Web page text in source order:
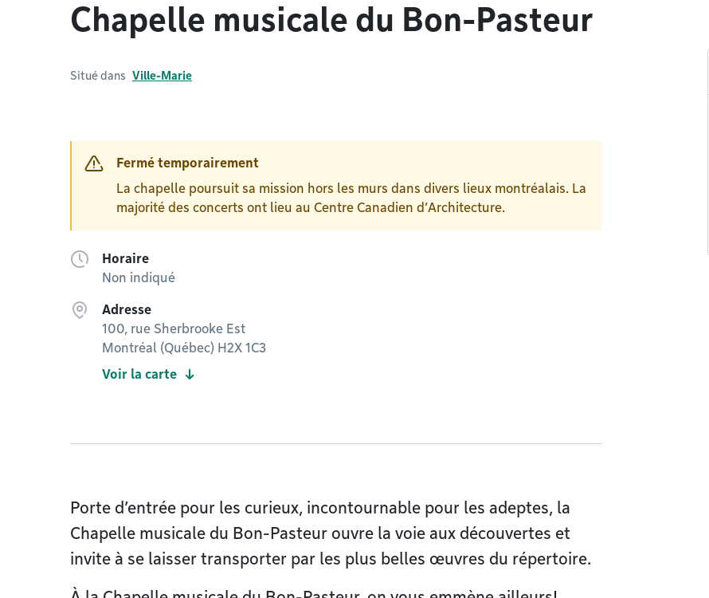
Chapelle musicale du Bon-Pasteur
Situé dans Ville-Marie
Fermé temporairement
La chapelle poursuit sa mission hors les murs dans divers lieux montréalais. La
majorité des concerts ont lieu au Centre Canadien d’Architecture.
Horaire
Non indiqué
Adresse
100, rue Sherbrooke Est
Montréal (Québec) H2X 1C3
Voir la carte
Porte d’entrée pour les curieux, incontournable pour les adeptes, la
Chapelle musicale du Bon-Pasteur ouvre la voie aux découvertes et
invite à se laisser transporter par les plus belles œuvres du répertoire.